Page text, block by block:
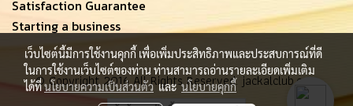
Satisfaction Guarantee
Starting a business
© Copyright 2016 All Rights Reserved. jackalclub.com
เว็บไซต์นี้มีการใช้งานคุกกี้ เพื่อเพิ่มประสิทธิภาพและประสบการณ์ที่ดี
ในการใช้งานเว็บไซต์ของท่าน ท่านสามารถอ่านรายละเอียดเพิ่มเติม
ได้ที่นโยบายความเป็นส่วนตัวและนโยบายคุกกี้